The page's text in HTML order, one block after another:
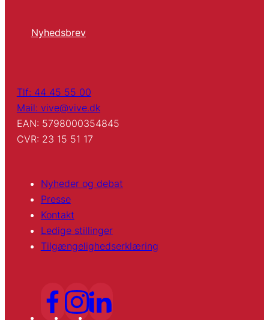
Nyhedsbrev
Tlf: 44 45 55 00
Mail: vive@vive.dk
EAN: 5798000354845
CVR: 23 15 51 17
Nyheder og debat
Presse
Kontakt
Ledige stillinger
Tilgængelighedserklæring